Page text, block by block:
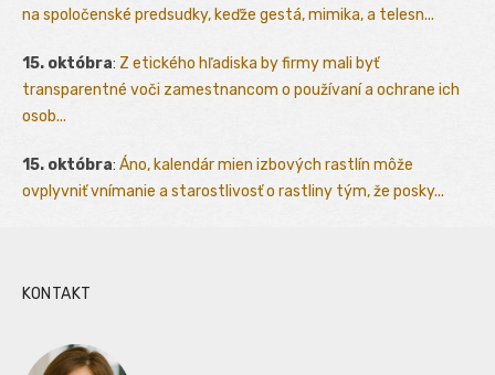
na spoločenské predsudky, keďže gestá, mimika, a telesn...
15. októbra: Z etického hľadiska by firmy mali byť
transparentné voči zamestnancom o používaní a ochrane ich
osob...
15. októbra: Áno, kalendár mien izbových rastlín môže
ovplyvniť vnímanie a starostlivosť o rastliny tým, že posky...
KONTAKT